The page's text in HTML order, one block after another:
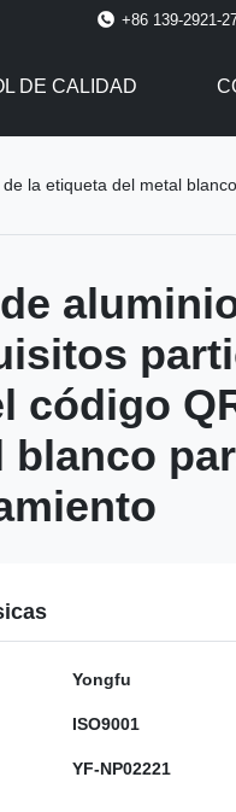
+86 139-2921-
DE CALIDAD
la etiqueta del metal
código
blanco
Yongfu
ISO9001
YF-NP02221